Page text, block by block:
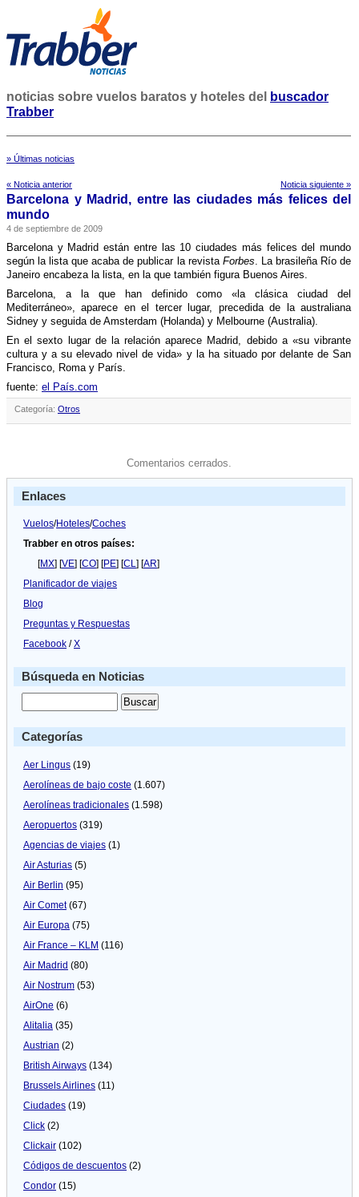
noticias sobre vuelos baratos y hoteles del
buscador
Trabber
» Últimas noticias
« Noticia anterior Noticia siguiente »
Barcelona y Madrid, entre las ciudades más felices del
mundo
4 de septiembre de 2009
Barcelona y Madrid están entre las 10 ciudades más felices del mundo
según la lista que acaba de publicar la revista Forbes. La brasileña Rí­o de
Janeiro encabeza la lista, en la que también figura Buenos Aires.
Barcelona, a la que han definido como «la clásica ciudad del
Mediterráneo», aparece en el tercer lugar, precedida de la australiana
Sidney y seguida de Amsterdam (Holanda) y Melbourne (Australia).
En el sexto lugar de la relación aparece Madrid, debido a «su vibrante
cultura y a su elevado nivel de vida» y la ha situado por delante de San
Francisco, Roma y Parí­s.
fuente: el Paí­s.com
Categoría: Otros
Comentarios cerrados.
Enlaces
Vuelos/Hoteles/Coches
Trabber en otros países:
[MX] [VE] [CO] [PE] [CL] [AR]
Planificador de viajes
Blog
Preguntas y Respuestas
Facebook /X
Búsqueda en Noticias
Categorías
Aer Lingus (19)
Aerolíneas de bajo coste (1.607)
Aerolíneas tradicionales (1.598)
Aeropuertos (319)
Agencias de viajes (1)
Air Asturias (5)
Air Berlin (95)
Air Comet(67)
Air Europa (75)
Air France – KLM (116)
Air Madrid (80)
Air Nostrum (53)
AirOne (6)
Alitalia (35)
Austrian (2)
British Airways (134)
Brussels Airlines (11)
Ciudades (19)
Click (2)
Clickair (102)
Códigos de descuentos (2)
Condor (15)